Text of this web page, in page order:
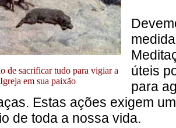
de sacrificar tudo para vigiar a
Igreja em sua paixão
úteis
para
Estas ações exigem
de toda a nossa vida.